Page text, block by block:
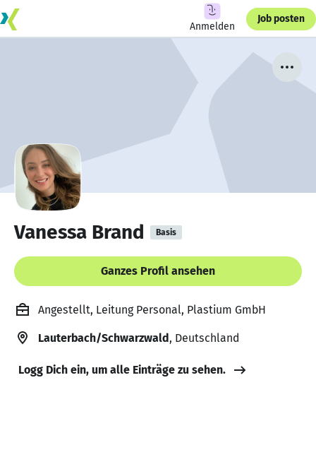
Anmelden
Job posten
Vanessa Brand Basis
Ganzes Profil ansehen
Angestellt, Leitung Personal, Plastium GmbH
Lauterbach/Schwarzwald, Deutschland
Logg Dich ein, um alle Einträge zu sehen.